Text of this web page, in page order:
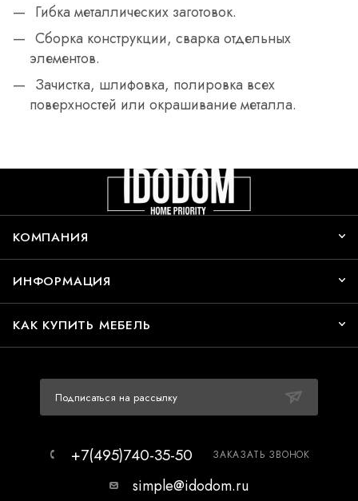
Гибка металлических заготовок.
Сборка конструкции, сварка отдельных
элементов.
Зачистка, шлифовка, полировка всех
поверхностей или окрашивание металла.
КОМПАНИЯ
ИНФОРМАЦИЯ
КАК КУПИТЬ МЕБЕЛЬ
Подписаться на рассылку
+7(495)740-35-50 ЗАКАЗАТЬ ЗВОНОК
simple@idodom.ru